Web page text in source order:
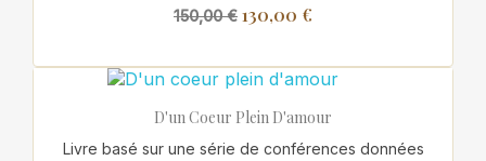
150,00 € 130,00 €
D'un Coeur Plein D'amour
Livre basé sur une série de conférences données